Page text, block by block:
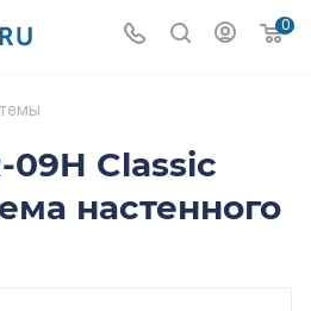
0
09H Classic
настенного